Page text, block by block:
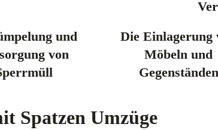
und
von
Die Einlagerung
Möbeln und
Gegenständen
Spatzen Umzüge